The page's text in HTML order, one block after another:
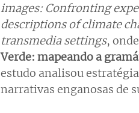
images: Confronting
descriptions of climate
transmedia settings,
Verde: mapeando a
estudo analisou
narrativas enganosas de